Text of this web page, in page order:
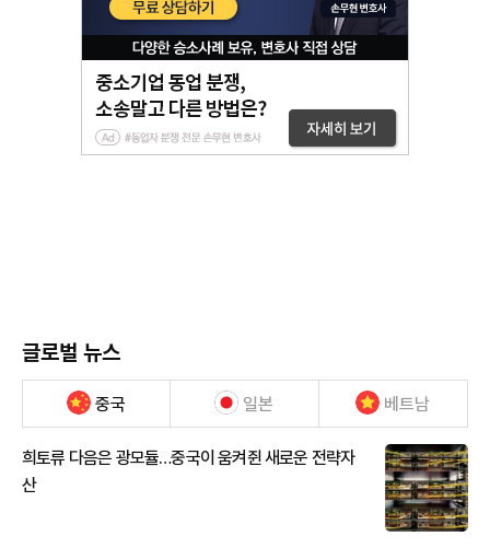
글로벌 뉴스
중국 일본 베트남
희토류 다음은 광모듈…중국이 움켜쥔 새로운 전략자
산